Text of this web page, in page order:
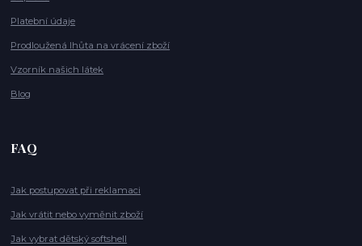
Platební údaje
Prodloužená lhůta na vrácení zboží
Vzorník našich látek
Blog
FAQ
Jak postupovat při reklamaci
Jak vrátit nebo vyměnit zboží
Jak vybrat dětský softshell